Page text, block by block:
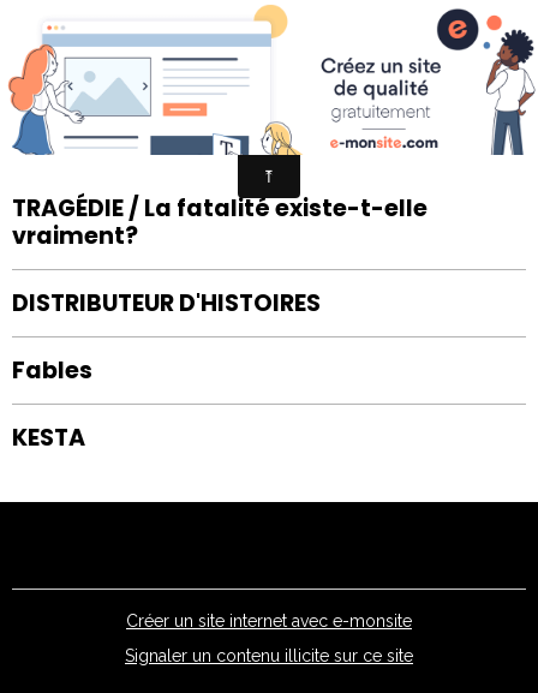
COMPAGNIE POIS PLUME
SPECTACLES
TRAGÉDIE / La fatalité existe-t-elle
vraiment?
DISTRIBUTEUR D'HISTOIRES
Fables
KESTA
Créer un site internet avec e-monsite
Signaler un contenu illicite sur ce site